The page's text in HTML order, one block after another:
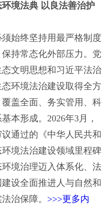
境法典 以良法善治护
始终坚持用最严格制度
持常态化外部压力。党
文明思想和习近平法治
环境法治建设取得全方
盖全面、务实管用、科
本形成。2026年3月，
通过的《中华人民共和
境法治建设领域里程碑
境治理迈入体系化、法
设全面推进人与自然和
治保障。 >>>更多内